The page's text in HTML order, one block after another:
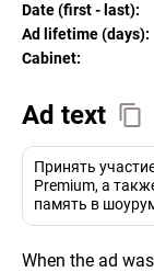
Date (first - last):
Ad lifetime (days):
Cabinet:
Ad text
Принять
Premium, а
память в
When the ad